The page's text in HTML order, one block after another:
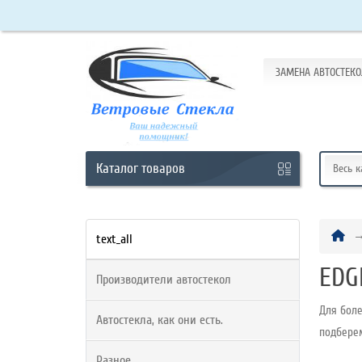
ЗАМЕНА
Каталогтоваров Весь
text_all
Производители автостекол
Автостекла, как они есть.
Для